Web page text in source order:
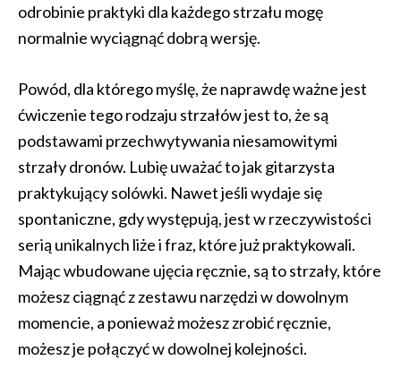
odrobinie praktyki dla każdego strzału mogę
normalnie wyciągnąć dobrą wersję.
Powód, dla którego myślę, że naprawdę ważne jest
ćwiczenie tego rodzaju strzałów jest to, że są
podstawami przechwytywania niesamowitymi
strzały dronów. Lubię uważać to jak gitarzysta
praktykujący solówki. Nawet jeśli wydaje się
spontaniczne, gdy występują, jest w rzeczywistości
serią unikalnych liże i fraz, które już praktykowali.
Mając wbudowane ujęcia ręcznie, są to strzały, które
możesz ciągnąć z zestawu narzędzi w dowolnym
momencie, a ponieważ możesz zrobić ręcznie,
możesz je połączyć w dowolnej kolejności.